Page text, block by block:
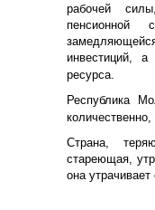
рабочей
пенсионной
инвестиций, а
ресурса.
Республика
количественно,
Страна,
стареющая,
она